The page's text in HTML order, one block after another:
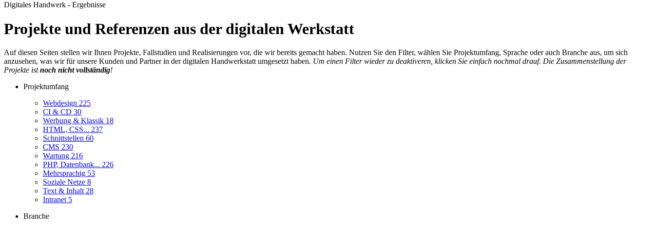
Digitales Handwerk - Ergebnisse
Projekte und Referenzen aus der digitalen Werkstatt
Auf diesen Seiten stellen wir Ihnen Projekte, Fallstudien und Realisierungen vor, die wir bereits gemacht haben. Nutzen Sie den Filter, wählen Sie Projektumfang, Sprache oder auch Branche aus, um sich
anzusehen, was wir für unsere Kunden und Partner in der digitalen Handwerkstatt umgesetzt haben. Um einen Filter wieder zu deaktiveren, klicken Sie einfach nochmal drauf. Die Zusammenstellung der
Projekte istnoch nicht vollständig!
Projektumfang
Webdesign 225
CI & CD 30
Werbung & Klassik 18
HTML, CSS... 237
Schnittstellen 60
CMS 230
Wartung 216
PHP, Datenbank... 226
Mehrsprachig 53
Soziale Netze 8
Text & Inhalt 28
Intranet 5
Branche